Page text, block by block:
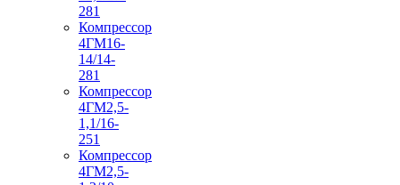
281
Компрессор
4ГМ16-
14/14-
281
Компрессор
4ГМ2,5-
1,1/16-
251
Компрессор
4ГМ2,5-